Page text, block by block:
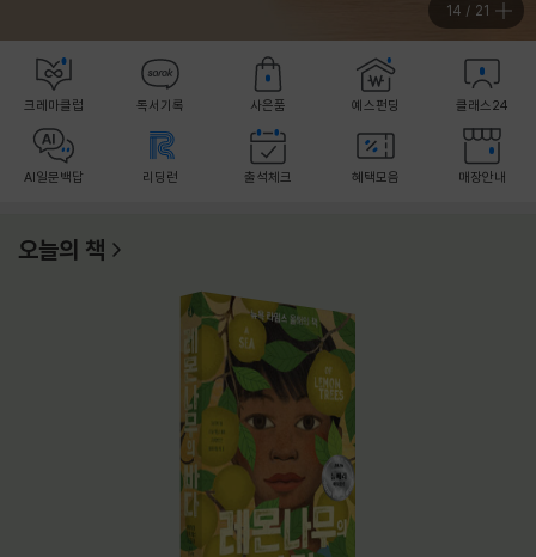
15 / 21
크레마클럽 독서기록 사은품 예스펀딩 클래스24
AI일문백답 리딩런 출석체크 혜택모음 매장안내
오늘의 책